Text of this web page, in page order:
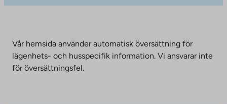
Vår hemsida använder automatisk översättning för
lägenhets- och husspecifik information. Vi ansvarar inte
för översättningsfel.